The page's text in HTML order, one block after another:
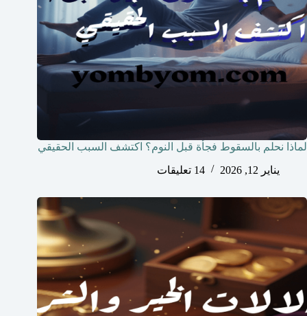
لماذا نحلم بالسقوط فجأة قبل النوم؟ اكتشف السبب الحقيقي
يناير 12, 2026
14 تعليقات